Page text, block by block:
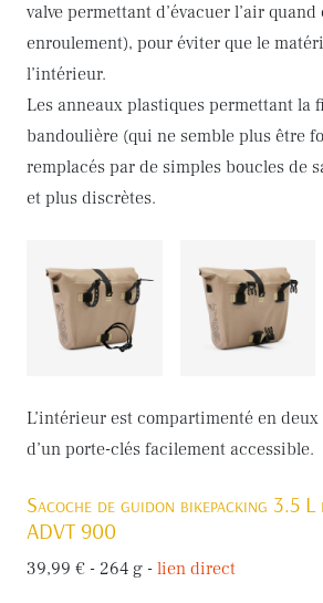
valve permettant d’évacuer l’air
enroulement), pour éviter que le
l’intérieur.
Les anneaux plastiques permettant la
bandoulière (qui ne semble plus être
remplacés par de simples boucles de
et plus discrètes.
L’intérieur est compartimenté en
d’un porte-clés facilement accessible.
Sacoche de guidon bikepacking 3.5 L
ADVT 900
39,99 € - 264 g - lien direct